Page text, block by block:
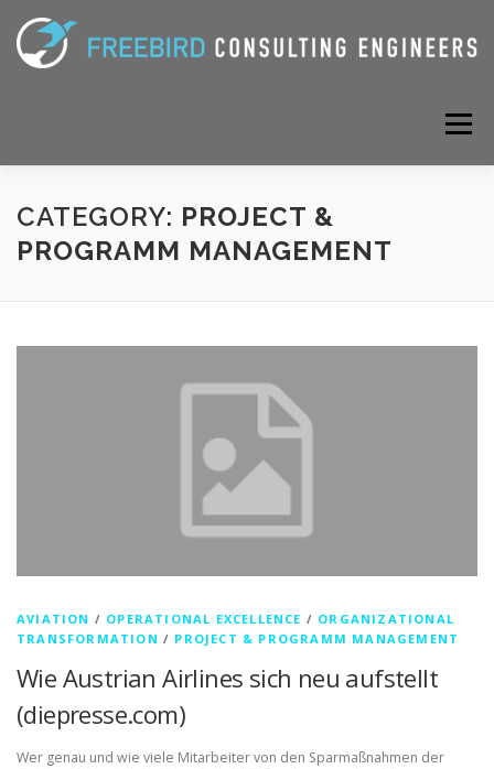
content
Menu
SERVICES ABOUT MORE CAREERS
CATEGORY: PROJECT &
PROGRAMM MANAGEMENT
AVIATION / OPERATIONAL EXCELLENCE / ORGANIZATIONAL
TRANSFORMATION / PROJECT & PROGRAMM MANAGEMENT
Wie Austrian Airlines sich neu aufstellt
(diepresse.com)
Wer genau und wie viele Mitarbeiter von den Sparmaßnahmen der